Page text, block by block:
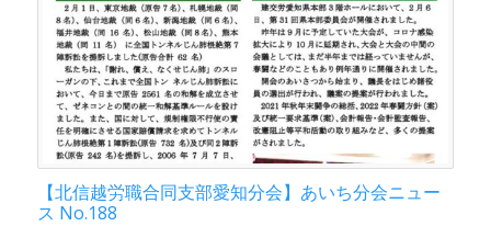
【北信越労職合同支部愛知分会】あいち分会ニュー
ス No.188